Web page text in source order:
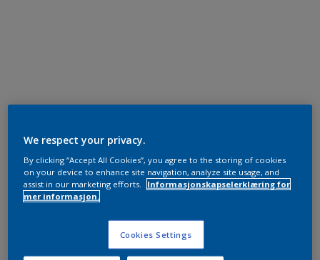
We respect your privacy.
By clicking “Accept All Cookies”, you agree to the storing of cookies
on your device to enhance site navigation, analyze site usage, and
assist in our marketing efforts.
Informasjonskapselerklæring for
mer informasjon.
Cookies Settings